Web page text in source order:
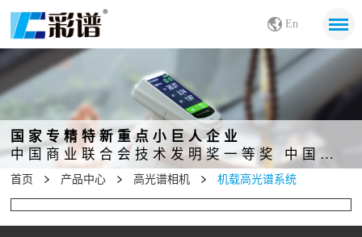
En
国家专精特新重点小巨人企业
中国商业联合会技术发明奖一等奖 中国发明创业奖成果奖二等奖
首页 产品中心 高光谱相机 机载高光谱系统